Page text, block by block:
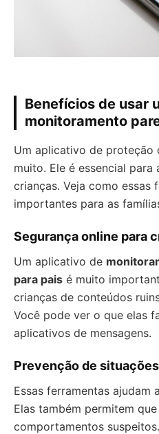
Benefícios de usar
monitoramento
Um aplicativo de proteção
muito. Ele é essencial
crianças. Veja como essas
importantes para as
Segurança online para
Um aplicativo de
para pais é muito
crianças de conteúdos
Você pode ver o que elas
aplicativos de mensagens.
Prevenção de
Essas ferramentas ajudam
Elas também permitem
comportamentos